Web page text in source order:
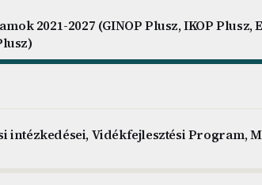
2021-2027 (GINOP Plusz, IKOP Plusz,
intézkedései, Vidékfejlesztési Program,